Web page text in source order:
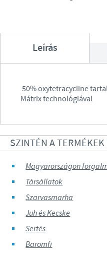
Leírás
50% oxytetracycline
Mátrix technológiával
SZINTÉN A
Magyarországon
Társállatok
Szarvasmarha
Juh és Kecske
Sertés
Baromfi